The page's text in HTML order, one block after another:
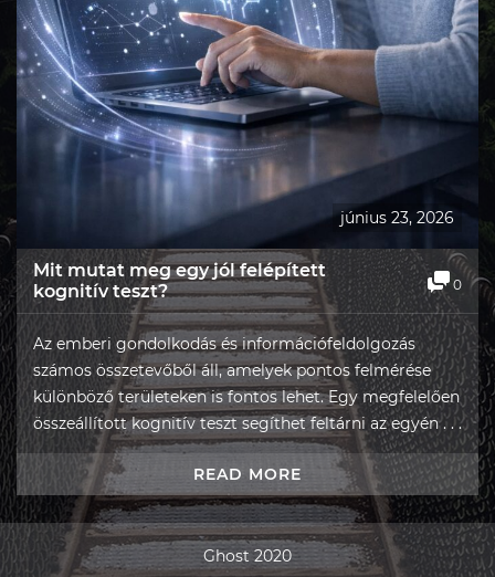
június 23, 2026
Mit mutat meg egy jól felépített
kognitív teszt?
0
Az emberi gondolkodás és információfeldolgozás
számos összetevőből áll, amelyek pontos felmérése
különböző területeken is fontos lehet. Egy megfelelően
összeállított kognitív teszt segíthet feltárni az egyén . . .
READ MORE
Ghost 2020